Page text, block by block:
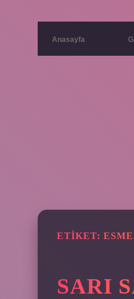
Anasayfa
ETIKET:
SARI